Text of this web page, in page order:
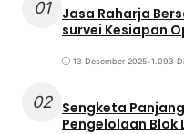
01
Jasa Raharja
survei Kesiapan
13 Desember 2025•1.093
02 Sengketa
Pengelolaan Blok